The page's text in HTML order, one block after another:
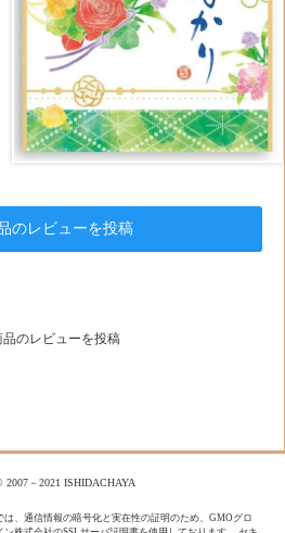
のレビューを投稿
品のレビューを投稿
2007－2021 ISHIDACHAYA
は、通信情報の暗号化と実在性の証明のため、GMOグロ